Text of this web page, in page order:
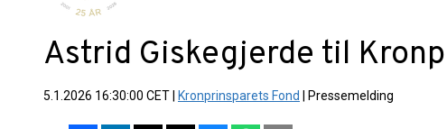
Astrid Giskegjerde til
5.1.2026 16:30:00 CET Kronprinsparets Fond Pressemelding